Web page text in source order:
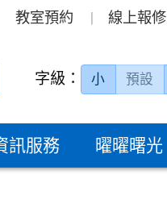
教室預約 線上報修
字級： 小 預設
訊服務 曜曜曙光